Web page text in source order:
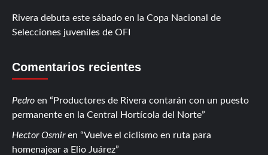
Rivera debuta este sábado en la Copa Nacional de
Selecciones juveniles de OFI
Comentarios recientes
Pedro en
Productores de Rivera contarán con un puesto
permanente en la Central Hortícola del Norte
Hector Osmiren
Vuelve el ciclismo en ruta para
homenajear a Elio Juárez